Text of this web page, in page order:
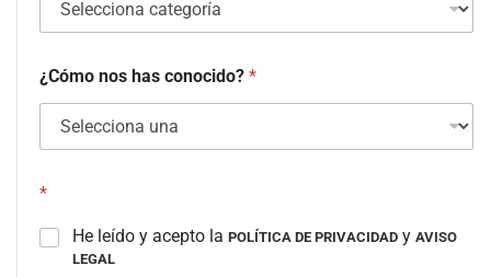
¿Cómo nos has conocido? *
*
He leído y acepto la POLÍTICA DE PRIVACIDAD y AVISO
LEGAL